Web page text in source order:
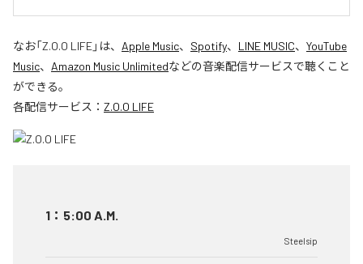
なお「Z.O.O LIFE」は、 Apple Music、 Spotify、 LINE MUSIC、 YouTube
Music、 Amazon Music Unlimitedなどの音楽配信サービスで聴くこと
ができる。
各配信サービス： Z.O.O LIFE
1 ： 5:00 A.M.
Steelsip